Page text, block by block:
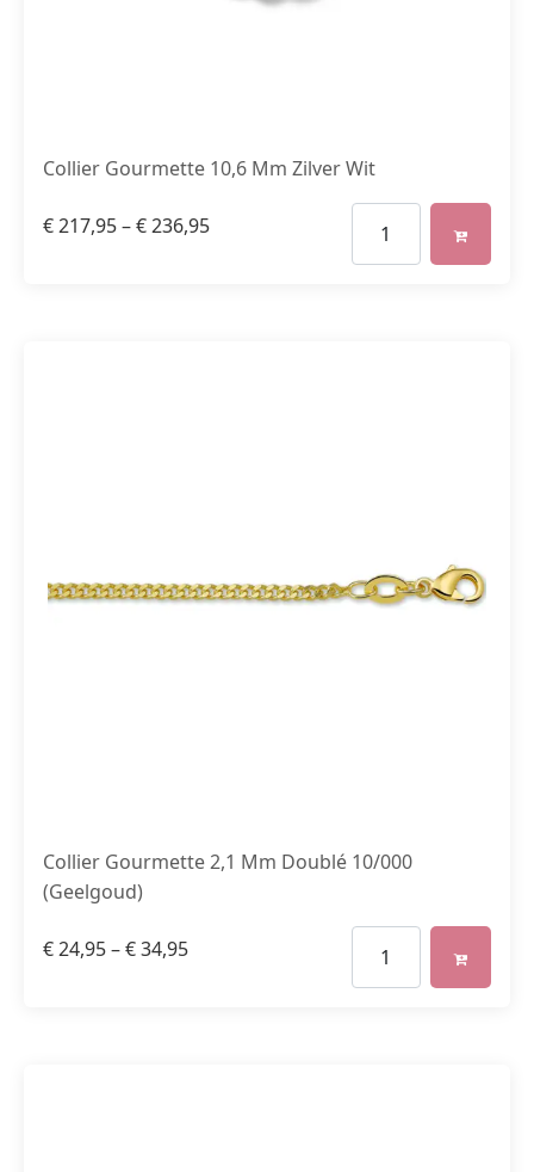
Collier Gourmette 10,6 Mm Zilver Wit
€217,95–€236,95
Collier Gourmette 2,1 Mm Doublé 10/000
(Geelgoud)
€24,95–€34,95